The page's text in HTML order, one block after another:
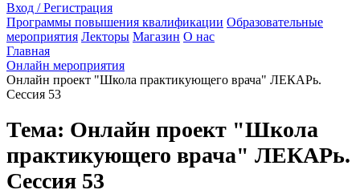
Вход / Регистрация
Программы повышения квалификации Образовательные
мероприятия Лекторы Магазин О нас
Главная
Онлайн мероприятия
Онлайн проект "Школа практикующего врача" ЛЕКАРь.
Сессия 53
Тема: Онлайн проект "Школа
практикующего врача" ЛЕКАРь.
Сессия 53